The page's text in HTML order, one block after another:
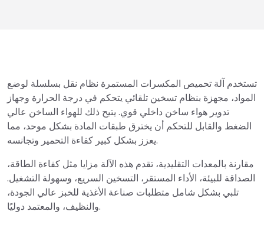
تستخدم آلة تحميص المكسرات المستمرة نظام نقل بسلسلة لوضع
المواد، مجهزة بنظام تسخين تلقائي يتحكم في درجة الحرارة وجهاز
تدوير هواء ساخن داخلي قوي. يتيح ذلك للهواء الساخن عالي
الضغط والقابل للتحكم أن يخترق طبقات المادة بشكل موحد، مما
يعزز بشكل كبير كفاءة التحمير وتجانسه.
مقارنة بالمعدات التقليدية، تقدم هذه الآلة مزايا مثل كفاءة الطاقة،
الصداقة للبيئة، الأداء المستقر، التسخين السريع، وسهولة التشغيل.
تلبي بشكل شامل متطلبات صناعة الأغذية للخبز عالي الجودة،
والنظيف، والمعتمد دوليًا.